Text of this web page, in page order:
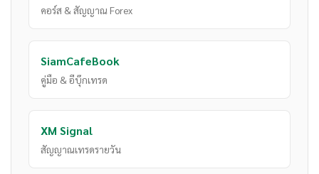
คอร์ส & สัญญาณ Forex
SiamCafeBook
คู่มือ & อีบุ๊กเทรด
XM Signal
สัญญาณเทรดรายวัน